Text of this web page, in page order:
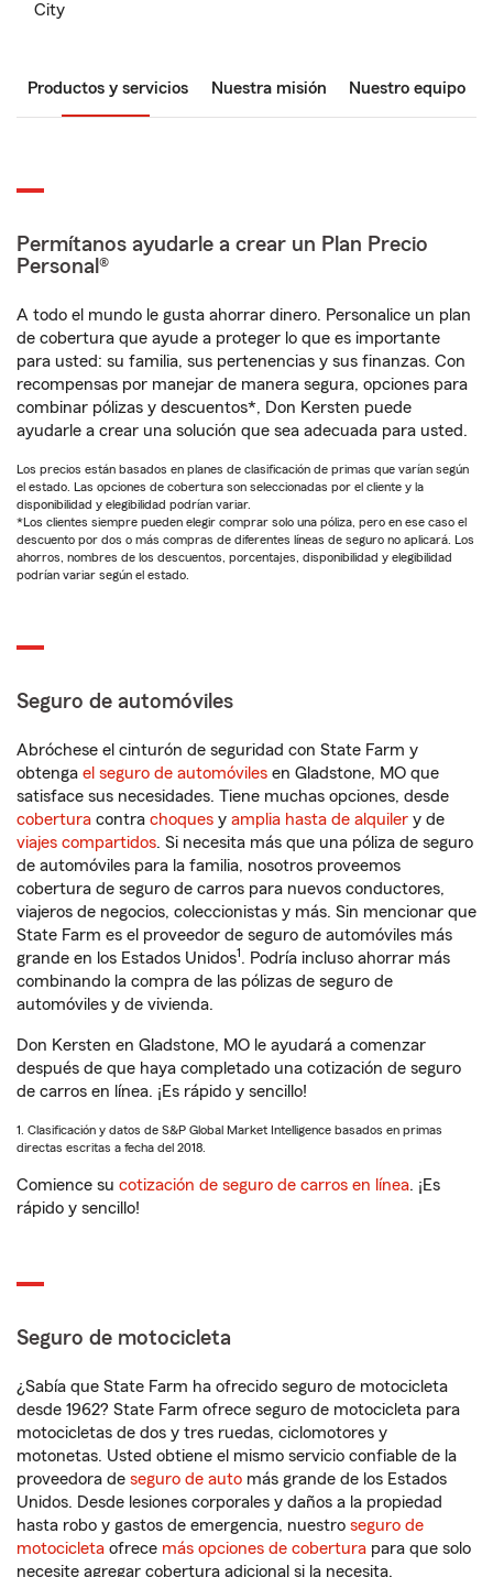
City
Productos y servicios Nuestra misión Nuestro equipo
Permítanos ayudarle a crear un Plan Precio
Personal®
A todo el mundo le gusta ahorrar dinero. Personalice un plan
de cobertura que ayude a proteger lo que es importante
para usted: su familia, sus pertenencias y sus finanzas. Con
recompensas por manejar de manera segura, opciones para
combinar pólizas y descuentos*, Don Kersten puede
ayudarle a crear una solución que sea adecuada para usted.
Los precios están basados en planes de clasificación de primas que varían según
el estado. Las opciones de cobertura son seleccionadas por el cliente y la
disponibilidad y elegibilidad podrían variar.
*Los clientes siempre pueden elegir comprar solo una póliza, pero en ese caso el
descuento por dos o más compras de diferentes líneas de seguro no aplicará. Los
ahorros, nombres de los descuentos, porcentajes, disponibilidad y elegibilidad
podrían variar según el estado.
Seguro de automóviles
Abróchese el cinturón de seguridad con State Farm y
obtenga el seguro de automóviles en Gladstone, MO que
satisface sus necesidades. Tiene muchas opciones, desde
cobertura contra choques y amplia hasta de alquiler y de
viajes compartidos. Si necesita más que una póliza de seguro
de automóviles para la familia, nosotros proveemos
cobertura de seguro de carros para nuevos conductores,
viajeros de negocios, coleccionistas y más. Sin mencionar que
State Farm es el proveedor de seguro de automóviles más
grande en los Estados Unidos1. Podría incluso ahorrar más
combinando la compra de las pólizas de seguro de
automóviles y de vivienda.
Don Kersten en Gladstone, MO le ayudará a comenzar
después de que haya completado una cotización de seguro
de carros en línea. ¡Es rápido y sencillo!
1. Clasificación y datos de S&P Global Market Intelligence basados en primas
directas escritas a fecha del 2018.
Comience su cotización de seguro de carros en línea. ¡Es
rápido y sencillo!
Seguro de motocicleta
¿Sabía que State Farm ha ofrecido seguro de motocicleta
desde 1962? State Farm ofrece seguro de motocicleta para
motocicletas de dos y tres ruedas, ciclomotores y
motonetas. Usted obtiene el mismo servicio confiable de la
proveedora de seguro de auto más grande de los Estados
Unidos. Desde lesiones corporales y daños a la propiedad
hasta robo y gastos de emergencia, nuestro seguro de
motocicleta ofrece más opciones de cobertura para que solo
necesite agregar cobertura adicional si la necesita.